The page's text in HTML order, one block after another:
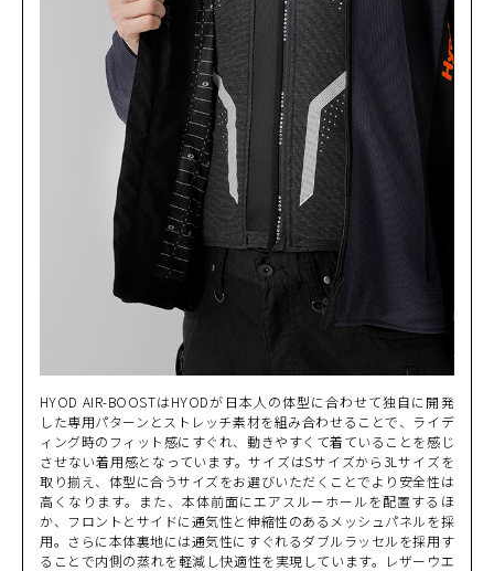
HYOD AIR-BOOSTはHYODが日本人の体型に合わせて独自に開発
した専用パターンとストレッチ素材を組み合わせることで、ライデ
ィング時のフィット感にすぐれ、動きやすくて着ていることを感じ
させない着用感となっています。サイズはSサイズから3Lサイズを
取り揃え、体型に合うサイズをお選びいただくことでより安全性は
高くなります。また、本体前面にエアスルーホールを配置するほ
か、フロントとサイドに通気性と伸縮性のあるメッシュパネルを採
用。さらに本体裏地には通気性にすぐれるダブルラッセルを採用す
ることで内側の蒸れを軽減し快適性を実現しています。レザーウエ
カラー・サイズ選択
BLACK
¥43,890
カートに入れる
¥43,890(税込)
BLACK
LW
¥43,890(税込)
カートに入れる
BLACK
LLW
¥43,890(税込)
カートに入れる